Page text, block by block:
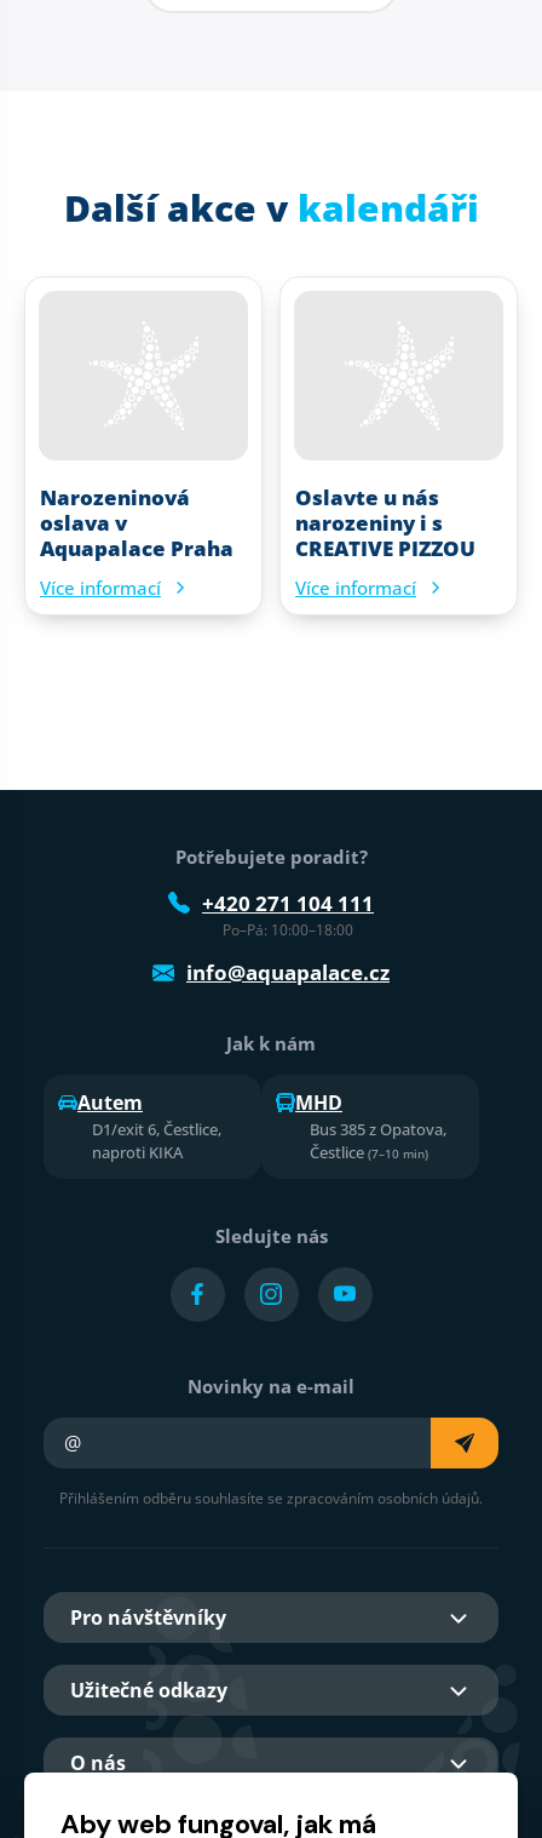
Další akce v kalendáři
Narozeninová
oslava v
Aquapalace Praha
Více informací
Oslavte u nás
narozeniny i s
CREATIVE PIZZOU
Více informací
Patička webu
Potřebujete poradit?
+420 271 104 111
Po–Pá: 10:00–18:00
info@aquapalace.cz
Jak k nám
Autem
D1/exit 6, Čestlice,
naproti KIKA
MHD
Bus 385 z Opatova,
Čestlice (7–10 min)
Sledujte nás
Novinky na e-mail
Přihlášením odběru souhlasíte se zpracováním osobních údajů.
Pro návštěvníky
Užitečné odkazy
O nás
Aby web fungoval, jak má